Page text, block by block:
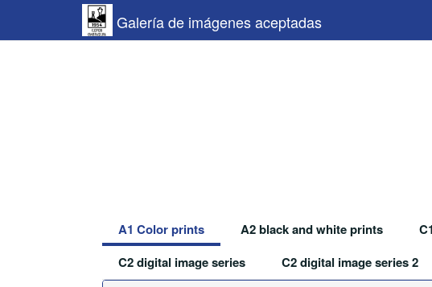
Galería de imágenes aceptadas
A1 Color prints A2 black and white prints
C2 digital image series
C2 digital image series 2